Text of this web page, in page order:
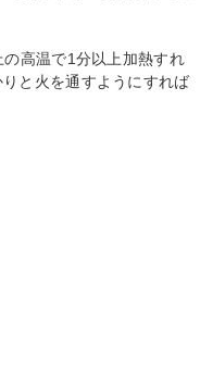
高温で1分以上加熱すれ
と火を通すようにすれば